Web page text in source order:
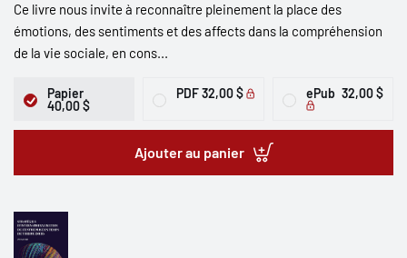
Ce livre nous invite à reconnaître pleinement la place des
émotions, des sentiments et des affects dans la compréhension
de la vie sociale, en cons...
Papier
40,00 $
PDF32,00 $ ePub 32,00 $
Ajouter au panier